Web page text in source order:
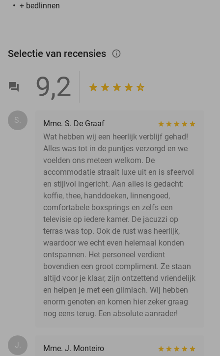
+ bedlinnen
Selectie van recensies info_outlined
9,2
S.
Mme. S. De Graaf
Wat hebben wij een heerlijk verblijf gehad!
Alles was tot in de puntjes verzorgd en we
voelden ons meteen welkom. De
accommodatie straalt luxe uit en is sfeervol
en stijlvol ingericht. Aan alles is gedacht:
koffie, thee, handdoeken, linnengoed,
comfortabele boxsprings en zelfs een
televisie op iedere kamer. De jacuzzi op
terras was top. Ook de rust was heerlijk,
waardoor we echt even helemaal konden
ontspannen. Het personeel verdient
bovendien een groot compliment. Ze staan
altijd voor je klaar, zijn ontzettend vriendelijk
en helpen je met een glimlach. Wij hebben
enorm genoten en komen hier zeker graag
nog eens terug. Een absolute aanrader!
J.
Mme. J. Monteiro